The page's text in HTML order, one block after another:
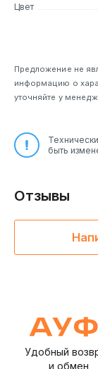
Цвет
Предложение не
информацию о
уточняйте у
быть
Отзывы
Удобный
и обмен